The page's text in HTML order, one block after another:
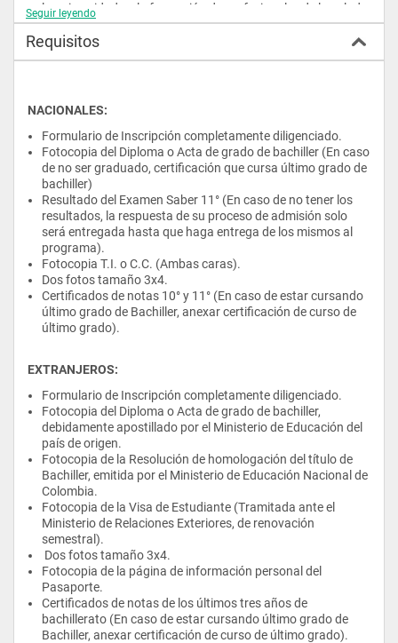
la universidad en la formación de profesionales de la salud a
nivel nacional.
Perfil del Estudiante:
la investigación y desarrollo de productos farmacéuticos,
de trabajo en equipo, responsabilidad, disciplina y vocación de
servicio en la relación con los demás.
estudiante de la Facultad de Ciencias
comprometido con una amplia formación científica e
interdisciplinaria, que le permitirá desempeñarse en diversas
áreas del quehacer farmacéutico contribuyendo así a la
mejora de los procesos involucrados en la salud y la calidad de
vida.
Campo Laboral:
Un Químico Farmacéutico egresado de la Universidad El
Bosque adquirirá a través de su formación profesional una
serie de conocimientos y competencias que le permitirán
desempeñarse de manera eficiente en diversas áreas del
diseño y síntesis de nuevos principios activos de
cosmética y de alimentos; control de calidad y dirección
técnica de laboratorios farmacéuticos e industriales.
Podrá liderar los procesos de vigilancia y control de las
entidades estatales hacia la industria en general, además de la
gestión de los recursos financieros y dispensación de los
recursos farmacéuticos a nivel hospitalario; podrá
desempeñarse en el área de mercadeo y ventas de la industria
farmacéutica.
Seguir leyendo
Requisitos
NACIONALES:
Formulario de Inscripción completamente diligenciado.
Fotocopia del Diploma o Acta de grado de bachiller (En caso
de no ser graduado, certificación que cursa último grado de
bachiller)
Resultado del Examen Saber 11° (En caso de no tener los
resultados, la respuesta de su proceso de admisión solo
será entregada hasta que haga entrega de los mismos al
programa).
Fotocopia T.I. o C.C. (Ambas caras).
Dos fotos tamaño 3x4.
Certificados de notas 10° y 11° (En caso de estar cursando
último grado de Bachiller, anexar certificación de curso de
último grado).
EXTRANJEROS:
Formulario de Inscripción completamente diligenciado.
Fotocopia del Diploma o Acta de grado de bachiller,
debidamente apostillado por el Ministerio de Educación del
país de origen.
Fotocopia de la Resolución de homologación del título de
Bachiller, emitida por el Ministerio de Educación Nacional de
Colombia.
Fotocopia de la Visa de Estudiante (Tramitada ante el
Ministerio de Relaciones Exteriores, de renovación
semestral).
Dos fotos tamaño 3x4.
Fotocopia de la página de información personal del
Pasaporte.
Certificados de notas de los últimos tres años de
bachillerato (En caso de estar cursando último grado de
Bachiller, anexar certificación de curso de último grado).